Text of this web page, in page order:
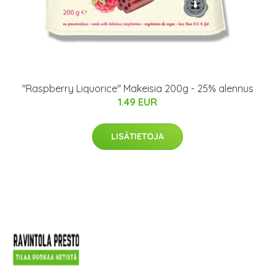
"Raspberry Liquorice" Makeisia 200g - 25% alennus
1.49 EUR
LISÄTIETOJA